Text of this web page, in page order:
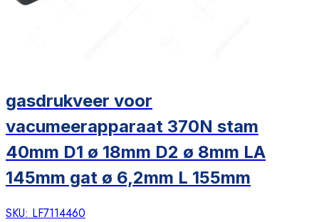
gasdrukveer voor
vacumeerapparaat 370N stam
40mm D1 ø 18mm D2 ø 8mm LA
145mm gat ø 6,2mm L 155mm
SKU: LF7114460